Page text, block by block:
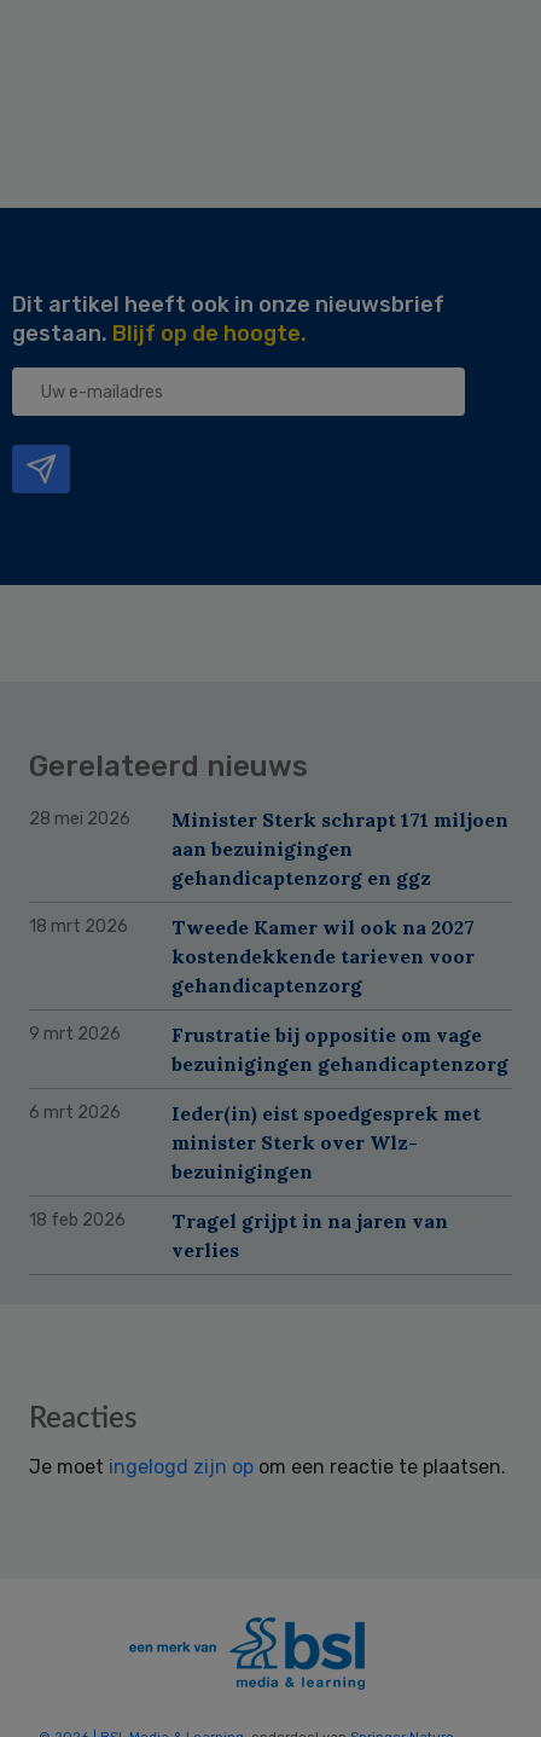
Dit artikel heeft ook in onze nieuwsbrief
gestaan. Blijf op de hoogte.
Uw
Gerelateerd nieuws
28 mei 2026
Minister Sterk schrapt 171 miljoen
aan bezuinigingen
gehandicaptenzorg en ggz
18 mrt 2026
Tweede Kamer wil ook na 2027
kostendekkende tarieven voor
gehandicaptenzorg
9 mrt 2026
Frustratie bij oppositie om vage
bezuinigingen gehandicaptenzorg
6 mrt 2026
Ieder(in) eist spoedgesprek met
minister Sterk over Wlz-
bezuinigingen
18 feb 2026
Tragel grijpt in na jaren van
verlies
Reader
Reacties
Je moet ingelogd zijn op om een reactie te plaatsen.